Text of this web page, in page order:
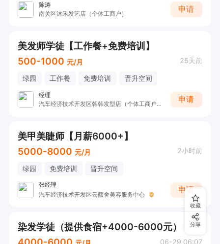
陈涛
南关区沐禾发艺店（个体工商户）
申请
美发师学徒【工作餐+免费培训】
500-1000 元/月 25天前
绿园 工作餐 免费培训 晋升空间
经理
汽车经济技术开发区韩韩发型店（个体工商户）
申请
美甲美睫师【月薪6000+】
5000-8000 元/月 2小时前
绿园 免费培训 晋升空间
张经理
汽车经济技术开发区云颜舍美容服务中心
申请
染发学徒（提供食宿+4000-6000元）
06-29 06:07
收藏
分享